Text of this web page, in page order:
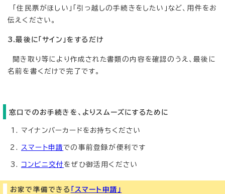
「住民票がほしい」「引っ越しの手続きをしたい」など、用件をお
伝えください。
3.最後に「サイン」をするだけ
聞き取り等により作成された書類の内容を確認のうえ、最後に
名前を書くだけで完了です。
窓口でのお手続きを、よりスムーズにするために
マイナンバーカードをお持ちください
スマート申請での事前登録が便利です
コンビニ交付 をぜひ御活用ください
お家で準備できる 「スマート申請」